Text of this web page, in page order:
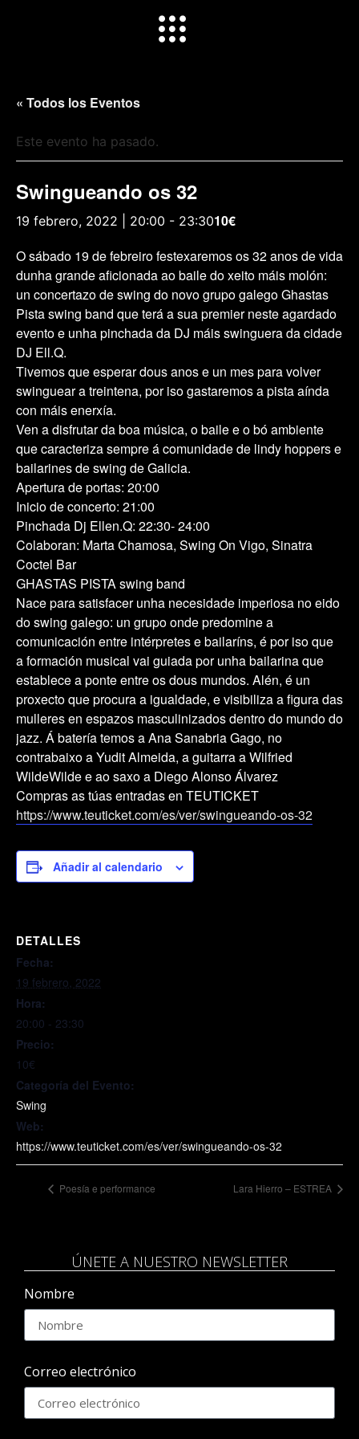
« Todos los Eventos
Este evento ha pasado.
Swingueando os 32
19 febrero, 2022 | 20:00 - 23:3010€
O sábado 19 de febreiro festexaremos os 32 anos de vida
dunha grande aficionada ao baile do xeito máis molón:
un concertazo de swing do novo grupo galego Ghastas
Pista swing band que terá a sua premier neste agardado
evento e unha pinchada da DJ máis swinguera da cidade
DJ Ell.Q.
Tivemos que esperar dous anos e un mes para volver
swinguear a treintena, por iso gastaremos a pista aínda
con máis enerxía.
Ven a disfrutar da boa música, o baile e o bó ambiente
que caracteriza sempre á comunidade de lindy hoppers e
bailarines de swing de Galicia.
Apertura de portas: 20:00
Inicio de concerto: 21:00
Pinchada Dj Ellen.Q: 22:30- 24:00
Colaboran: Marta Chamosa, Swing On Vigo, Sinatra
Coctel Bar
GHASTAS PISTA swing band
Nace para satisfacer unha necesidade imperiosa no eido
do swing galego: un grupo onde predomine a
comunicación entre intérpretes e bailaríns, é por iso que
a formación musical vai guiada por unha bailarina que
establece a ponte entre os dous mundos. Alén, é un
proxecto que procura a igualdade, e visibiliza a figura das
mulleres en espazos masculinizados dentro do mundo do
jazz. Á batería temos a Ana Sanabria Gago, no
contrabaixo a Yudit Almeida, a guitarra a Wilfried
WildeWilde e ao saxo a Diego Alonso Álvarez
Compras as túas entradas en TEUTICKET
https://www.teuticket.com/es/ver/swingueando-os-32
Añadir al calendario
DETALLES
Fecha:
19 febrero, 2022
Hora:
20:00 - 23:30
Precio:
10€
Categoría del Evento:
Swing
Web:
https://www.teuticket.com/es/ver/swingueando-os-32
Poesía e performance Lara Hierro – ESTREA
ÚNETE A NUESTRO NEWSLETTER
Nombre
Correo electrónico